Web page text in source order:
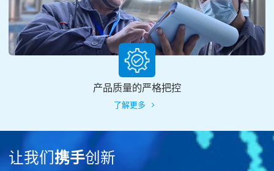
产品质量的严格把控
了解更多
让我们携手创新